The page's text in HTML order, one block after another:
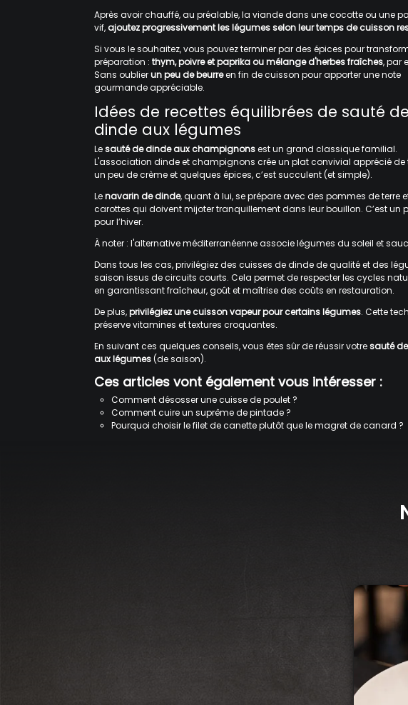
Après avoir chauffé, au préalable, la viande dans une cocotte ou une
vif, ajoutez progressivement les légumes selon leur temps de cuisson
Si vous le souhaitez, vous pouvez terminer par des épices pour
préparation : thym, poivre et paprika ou mélange d'herbes fraîches, par
Sans oublierun peu de beurreen fin de cuisson pour apporter une note
gourmande appréciable.
Idées de recettes équilibrées de sauté de
dinde aux légumes
Lesauté de dinde aux champignonsest un grand classique familial.
L'association dinde et champignons crée un plat convivial apprécié de
un peu de crème et quelques épices, c’est succulent (et simple).
Lenavarin de dinde, quant à lui, se prépare avec des pommes de terre
carottes qui doivent mijoter tranquillement dans leur bouillon. C’est un
pour l’hiver.
À noter : l'alternative méditerranéenne associe légumes du soleil et
Dans tous les cas, privilégiez des cuisses de dinde de qualité et des
saison issus de circuits courts. Cela permet de respecter les cycles
en garantissant fraîcheur, goût et maîtrise des coûts en restauration.
De plus,privilégiez une cuisson vapeur pour certains légumes. Cette
préserve vitamines et textures croquantes.
En suivant ces quelques conseils, vous êtes sûr de réussir votresauté
aux légumes(de saison).
Ces articles vont également vous intéresser :
Comment désosser une cuisse de poulet ?
Comment cuire un suprême de pintade ?
Pourquoi choisir le filet de canette plutôt que le magret de canard ?